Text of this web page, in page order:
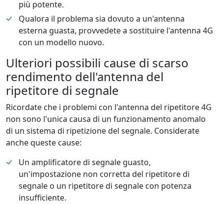
più potente.
Qualora il problema sia dovuto a un'antenna
esterna guasta, provvedete a sostituire l'antenna 4G
con un modello nuovo.
Ulteriori possibili cause di scarso
rendimento dell'antenna del
ripetitore di segnale
Ricordate che i problemi con l'antenna del ripetitore 4G
non sono l'unica causa di un funzionamento anomalo
di un sistema di ripetizione del segnale. Considerate
anche queste cause:
Un amplificatore di segnale guasto,
un'impostazione non corretta del ripetitore di
segnale o un ripetitore di segnale con potenza
insufficiente.